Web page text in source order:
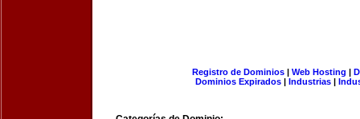
Registro de Dominios| Web Hosting |
Dominios Expirados | Industrias |